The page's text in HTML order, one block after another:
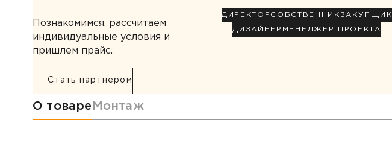
Познакомимся, рассчитаем
индивидуальные условия и
пришлем прайс.
Стать партнером
ДИРЕКТОР СОБСТВЕННИК ЗАКУПЩИК
ДИЗАЙНЕР МЕНЕДЖЕР ПРОЕКТА
Информация о товаре
О товаре Монтаж